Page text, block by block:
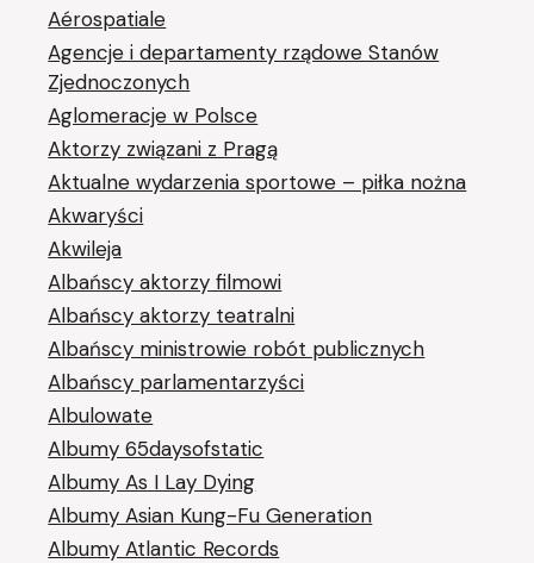
Aérospatiale
Agencje i departamenty rządowe Stanów
Zjednoczonych
Aglomeracje w Polsce
Aktorzy związani z Pragą
Aktualne wydarzenia sportowe – piłka nożna
Akwaryści
Akwileja
Albańscy aktorzy filmowi
Albańscy aktorzy teatralni
Albańscy ministrowie robót publicznych
Albańscy parlamentarzyści
Albulowate
Albumy 65daysofstatic
Albumy As I Lay Dying
Albumy Asian Kung-Fu Generation
Albumy Atlantic Records